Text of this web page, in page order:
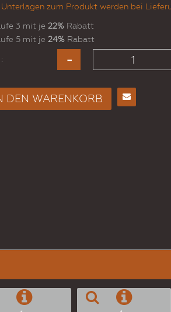
zum Produkt werden bei
3 mit je 22% Rabatt
5 mit je 24% Rabatt
DEN WARENKORB